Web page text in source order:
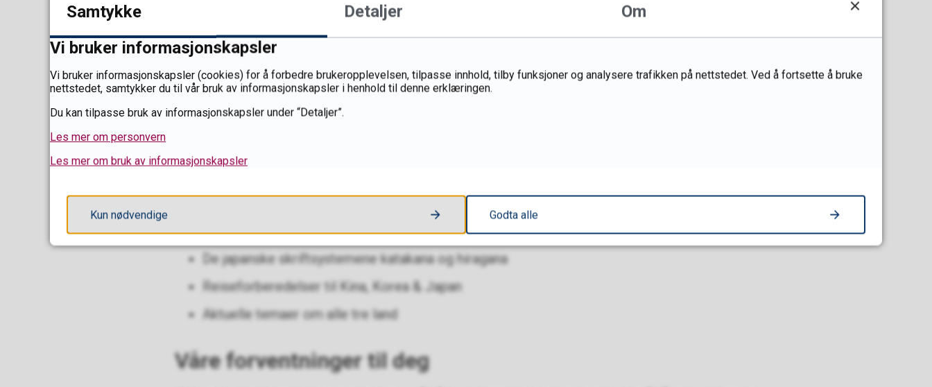
Hvem passer linjen for?
Passer for alle som er interessert i kinesisk, koreansk og japansk språk. Det kreves ingen
forkunnskaper.
Dette vil du lære
Grunnleggende kinesisk, koreansk og japansk språk
Det koreanske alfabetet hangul
De japanske skriftsystemene katakana og hiragana
Reiseforberedelser til Kina, Korea & Japan
Aktuelle temaer om alle tre land
Våre forventninger til deg
Samtykke Detaljer
Om
Vi bruker informasjonskapsler
Vi bruker informasjonskapsler (cookies) for å forbedre brukeropplevelsen, tilpasse innhold, tilby funksjoner og analysere trafikken på nettstedet. Ved å fortsette å bruke
nettstedet, samtykker du til vår bruk av informasjonskapsler i henhold til denne erklæringen.
Du kan tilpasse bruk av informasjonskapsler under “Detaljer”.
Les mer om personvern
Les mer om bruk av informasjonskapsler
Kun nødvendige Godta alle